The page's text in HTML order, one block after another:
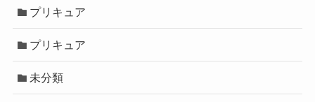
プリキュア
プリキュア
未分類